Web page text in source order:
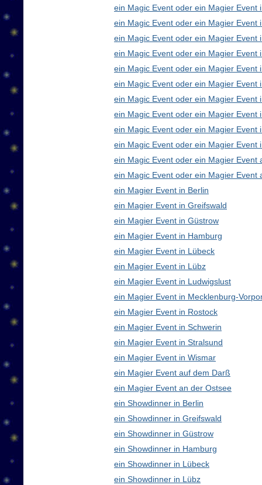
ein Magic Event oder ein Magier Event
ein Magic Event oder ein Magier Event
ein Magic Event oder ein Magier Event
ein Magic Event oder ein Magier Event
ein Magic Event oder ein Magier Event
ein Magic Event oder ein Magier Event
ein Magic Event oder ein Magier Event
ein Magic Event oder ein Magier Event
ein Magic Event oder ein Magier Event
ein Magic Event oder ein Magier Event
ein Magic Event oder ein Magier Event
ein Magic Event oder ein Magier Event
ein Magier Event in Berlin
ein Magier Event in Greifswald
ein Magier Event in Güstrow
ein Magier Event in Hamburg
ein Magier Event in Lübeck
ein Magier Event in Lübz
ein Magier Event in Ludwigslust
ein Magier Event in Mecklenburg-
ein Magier Event in Rostock
ein Magier Event in Schwerin
ein Magier Event in Stralsund
ein Magier Event in Wismar
ein Magier Event auf dem Darß
ein Magier Event an der Ostsee
ein Showdinner in Berlin
ein Showdinner in Greifswald
ein Showdinner in Güstrow
ein Showdinner in Hamburg
ein Showdinner in Lübeck
ein Showdinner in Lübz